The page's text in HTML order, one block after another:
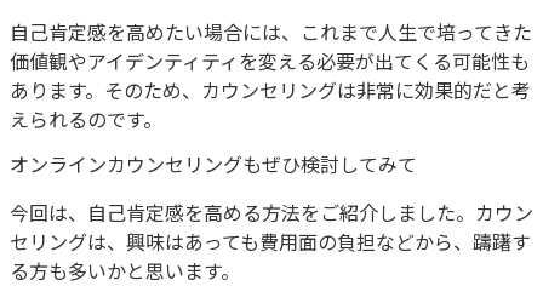
自己肯定感を高めたい場合には、これまで人生で培ってきた
価値観やアイデンティティを変える必要が出てくる可能性も
あります。そのため、カウンセリングは非常に効果的だと考
えられるのです。
オンラインカウンセリングもぜひ検討してみて
今回は、自己肯定感を高める方法をご紹介しました。カウン
セリングは、興味はあっても費用面の負担などから、躊躇す
る方も多いかと思います。